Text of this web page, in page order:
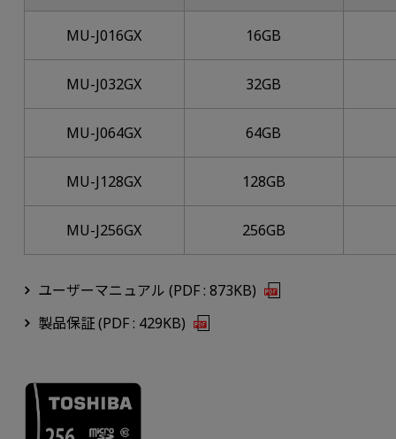
MU-J016GX 16GB
MU-J032GX 32GB
MU-J064GX 64GB
MU-J128GX 128GB
MU-J256GX 256GB
ユーザーマニュアル (PDF : 873KB)
製品保証 (PDF : 429KB)